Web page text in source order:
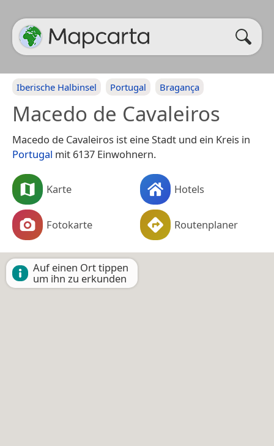
Iberische Halbinsel Portugal Bragança
Macedo de Cavaleiros
Macedo de Cavaleiros ist eine Stadt und ein Kreis in
Portugal mit 6137 Einwohnern.
Karte Hotels
Fotokarte Routenplaner
Auf einen Ort tippen
um ihn zu erkunden